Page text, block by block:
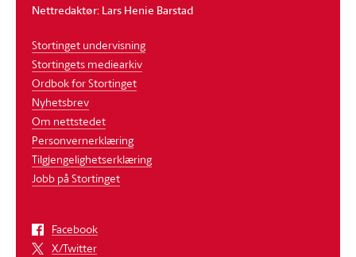
Nettredaktør: Lars Henie Barstad
Stortinget undervisning
Stortingets mediearkiv
Ordbok for Stortinget
Nyhetsbrev
Om nettstedet
Personvernerklæring
Tilgjengelighetserklæring
Jobb på Stortinget
Facebook
X/Twitter